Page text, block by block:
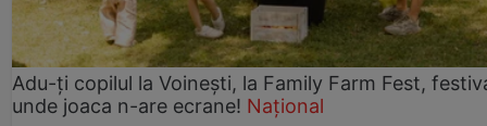
Adu-ți copilul la Voinești, la Family Farm Fest,
unde joaca n-are ecrane! Național